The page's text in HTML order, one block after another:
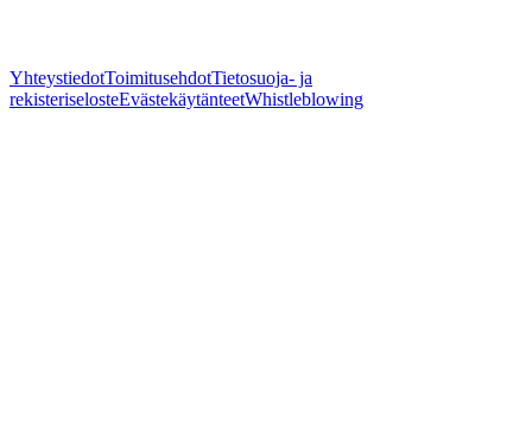
YhteystiedotToimitusehdotTietosuoja- ja
rekisteriselosteEvästekäytänteetWhistleblowing